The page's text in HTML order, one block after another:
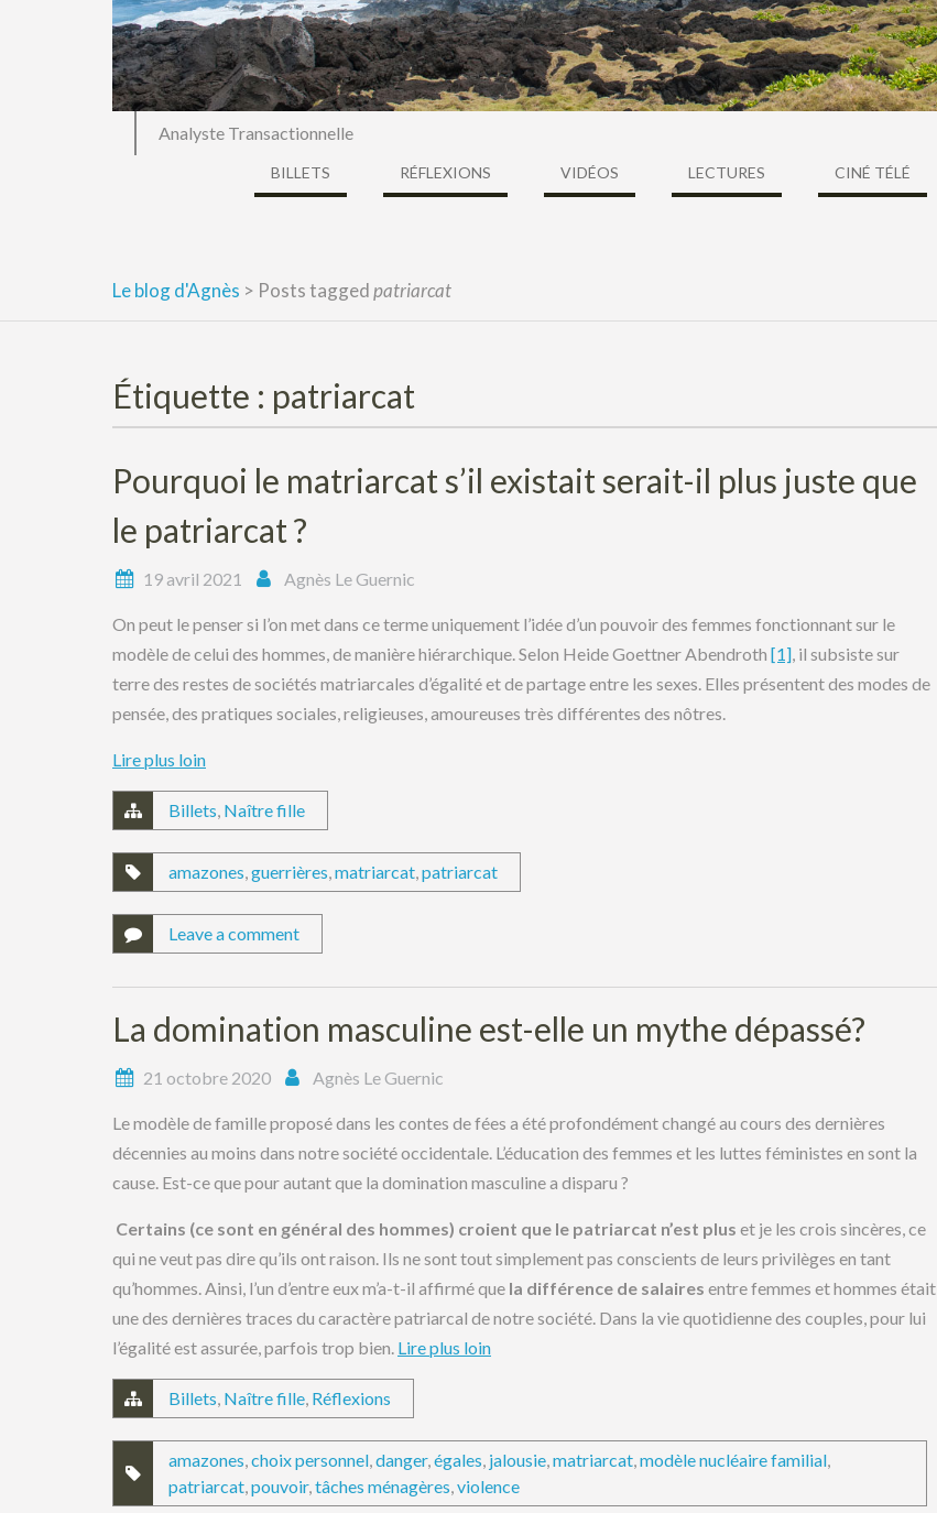
Analyste Transactionnelle
BILLETS RÉFLEXIONS VIDÉOS LECTURES CINÉ TÉLÉ
Le blog d'Agnès > Posts taggedpatriarcat
Étiquette : patriarcat
Pourquoi le matriarcat s’il existait serait-il plus juste que
le patriarcat ?
19 avril 2021 Agnès Le Guernic
On peut le penser si l’on met dans ce terme uniquement l’idée d’un pouvoir des femmes fonctionnant sur le
modèle de celui des hommes, de manière hiérarchique. Selon Heide Goettner Abendroth [1], il subsiste sur
terre des restes de sociétés matriarcales d’égalité et de partage entre les sexes. Elles présentent des modes de
pensée, des pratiques sociales, religieuses, amoureuses très différentes des nôtres.
Lire plus loin
Billets, Naître fille
amazones,guerrières,matriarcat,patriarcat
Leave a comment
La domination masculine est-elle un mythe dépassé?
21 octobre 2020 Agnès Le Guernic
Le modèle de famille proposé dans les contes de fées a été profondément changé au cours des dernières
décennies au moins dans notre société occidentale. L’éducation des femmes et les luttes féministes en sont la
cause. Est-ce que pour autant que la domination masculine a disparu ?
Certains (ce sont en général des hommes) croient que le patriarcat n’est plus et je les crois sincères, ce
qui ne veut pas dire qu’ils ont raison. Ils ne sont tout simplement pas conscients de leurs privilèges en tant
qu’hommes. Ainsi, l’un d’entre eux m’a-t-il affirmé que la différence de salaires entre femmes et hommes était
une des dernières traces du caractère patriarcal de notre société. Dans la vie quotidienne des couples, pour lui
l’égalité est assurée, parfois trop bien. Lire plus loin
Billets, Naître fille, Réflexions
amazones,choix personnel,danger,égales, jalousie,matriarcat,modèle nucléaire familial,
patriarcat,pouvoir,tâches ménagères,violence